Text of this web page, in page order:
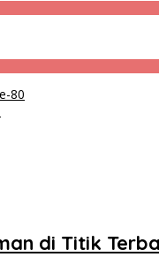
80
di Titik